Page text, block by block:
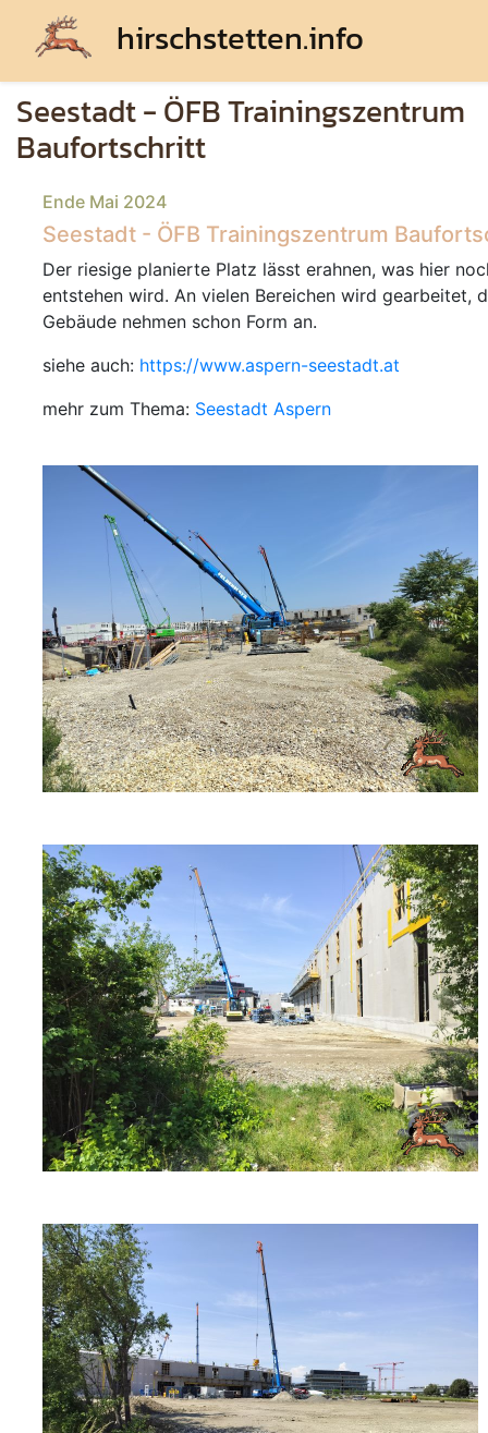
hirschstetten.info
Seestadt - ÖFB Trainingszentrum
Baufortschritt
Ende Mai 2024
Seestadt - ÖFB Trainingszentrum
Der riesige planierte Platz lässt erahnen, was hier
entstehen wird. An vielen Bereichen wird gearbeitet,
Gebäude nehmen schon Form an.
siehe auch: https://www.aspern-seestadt.at
mehr zum Thema: Seestadt Aspern